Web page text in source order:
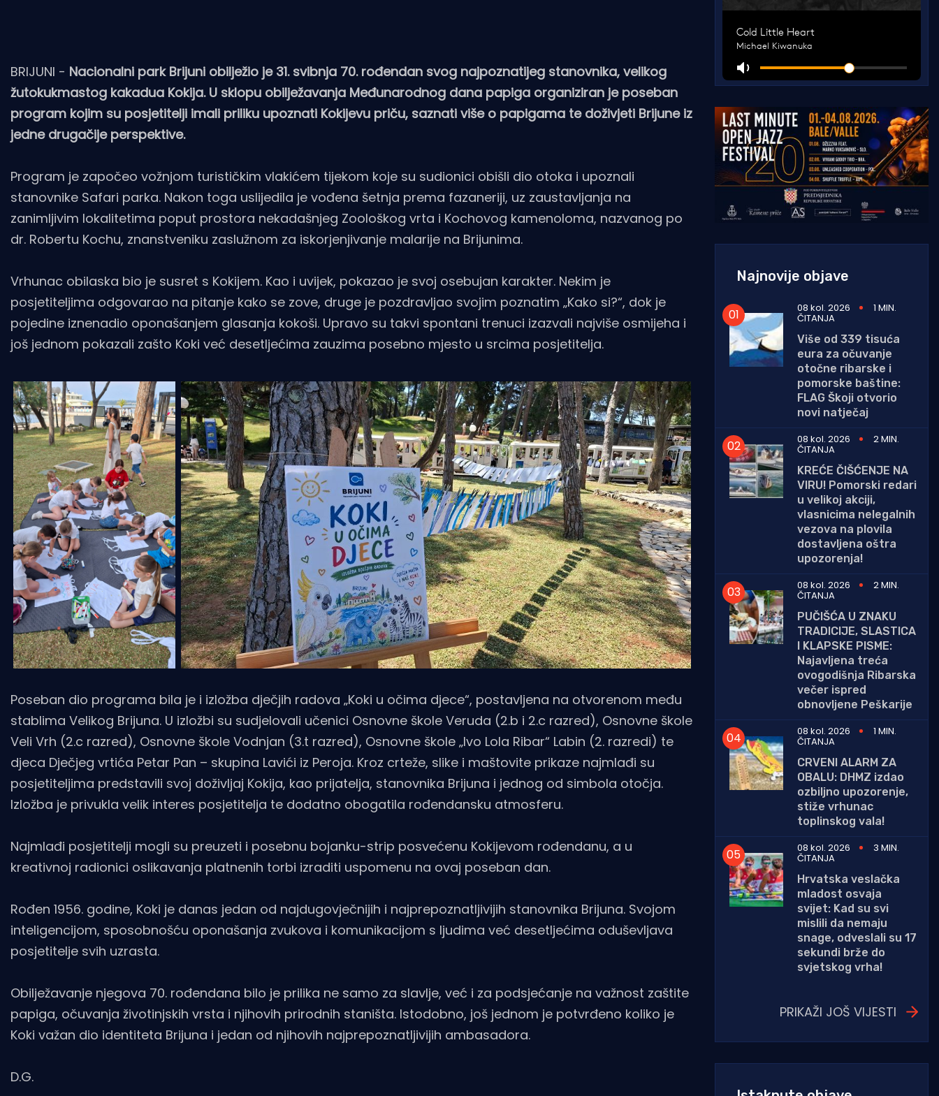
BRIJUNI - Nacionalni park Brijuni obilježio je 31. svibnja 70. rođendan svog najpoznatijeg stanovnika, velikog
žutokukmastog kakadua Kokija. U sklopu obilježavanja Međunarodnog dana papiga organiziran je poseban
program kojim su posjetitelji imali priliku upoznati Kokijevu priču, saznati više o papigama te doživjeti Brijune iz
jedne drugačije perspektive.
Program je započeo vožnjom turističkim vlakićem tijekom koje su sudionici obišli dio otoka i upoznali
stanovnike Safari parka. Nakon toga uslijedila je vođena šetnja prema fazaneriji, uz zaustavljanja na
zanimljivim lokalitetima poput prostora nekadašnjeg Zoološkog vrta i Kochovog kamenoloma, nazvanog po
dr. Robertu Kochu, znanstveniku zaslužnom za iskorjenjivanje malarije na Brijunima.
Vrhunac obilaska bio je susret s Kokijem. Kao i uvijek, pokazao je svoj osebujan karakter. Nekim je
posjetiteljima odgovarao na pitanje kako se zove, druge je pozdravljao svojim poznatim „Kako si?“, dok je
pojedine iznenadio oponašanjem glasanja kokoši. Upravo su takvi spontani trenuci izazvali najviše osmijeha i
još jednom pokazali zašto Koki već desetljećima zauzima posebno mjesto u srcima posjetitelja.
Poseban dio programa bila je i izložba dječjih radova „Koki u očima djece“, postavljena na otvorenom među
stablima Velikog Brijuna. U izložbi su sudjelovali učenici Osnovne škole Veruda (2.b i 2.c razred), Osnovne škole
Veli Vrh (2.c razred), Osnovne škole Vodnjan (3.t razred), Osnovne škole „Ivo Lola Ribar“ Labin (2. razredi) te
djeca Dječjeg vrtića Petar Pan – skupina Lavići iz Peroja. Kroz crteže, slike i maštovite prikaze najmlađi su
posjetiteljima predstavili svoj doživljaj Kokija, kao prijatelja, stanovnika Brijuna i jednog od simbola otočja.
Izložba je privukla velik interes posjetitelja te dodatno obogatila rođendansku atmosferu.
Najmlađi posjetitelji mogli su preuzeti i posebnu bojanku-strip posvećenu Kokijevom rođendanu, a u
kreativnoj radionici oslikavanja platnenih torbi izraditi uspomenu na ovaj poseban dan.
Rođen 1956. godine, Koki je danas jedan od najdugovječnijih i najprepoznatljivijih stanovnika Brijuna. Svojom
inteligencijom, sposobnošću oponašanja zvukova i komunikacijom s ljudima već desetljećima oduševljava
posjetitelje svih uzrasta.
Obilježavanje njegova 70. rođendana bilo je prilika ne samo za slavlje, već i za podsjećanje na važnost zaštite
papiga, očuvanja životinjskih vrsta i njihovih prirodnih staništa. Istodobno, još jednom je potvrđeno koliko je
Koki važan dio identiteta Brijuna i jedan od njihovih najprepoznatljivijih ambasadora.
D.G.
Najnovije objave
08 kol. 2026 1 MIN.
ČITANJA
Više od 339 tisuća
eura za očuvanje
otočne ribarske i
pomorske baštine:
FLAG Škoji otvorio
novi natječaj
08 kol. 2026
2 MIN.
ČITANJA
KREĆE ČIŠĆENJE NA
VIRU! Pomorski redari
u velikoj akciji,
vlasnicima nelegalnih
vezova na plovila
dostavljena oštra
upozorenja!
08 kol. 2026
2 MIN.
ČITANJA
PUČIŠĆA U ZNAKU
TRADICIJE, SLASTICA
I KLAPSKE PISME:
Najavljena treća
ovogodišnja Ribarska
večer ispred
obnovljene Peškarije
08 kol. 2026
1 MIN.
ČITANJA
CRVENI ALARM ZA
OBALU: DHMZ izdao
ozbiljno upozorenje,
stiže vrhunac
toplinskog vala!
08 kol. 2026
3 MIN.
ČITANJA
Hrvatska veslačka
mladost osvaja
svijet: Kad su svi
mislili da nemaju
snage, odveslali su 17
sekundi brže do
svjetskog vrha!
PRIKAŽI JOŠ VIJESTI